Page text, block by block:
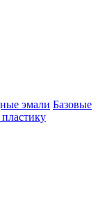
эмали Базовые